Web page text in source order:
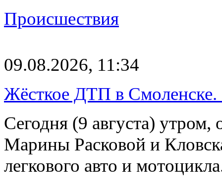
Происшествия
09.08.2026, 11:34
Жёсткое ДТП в Смоленске.
Сегодня (9 августа) утром,
Марины Расковой и
легкового авто и